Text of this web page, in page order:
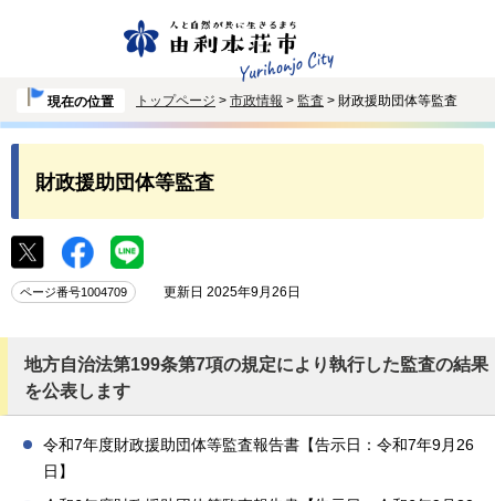
現在の位置 トップページ > 市政情報 > 監査 > 財政援助団体等監査
財政援助団体等監査
ページ番号1004709 更新日 2025年9月26日
地方自治法第199条第7項の規定により執行した監査の結果
を公表します
令和7年度財政援助団体等監査報告書【告示日：令和7年9月26
日】